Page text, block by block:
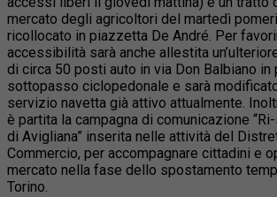
mercato degli agricoltori del martedì
ricollocato in piazzetta De André. Per
accessibilità sarà anche allestita
di circa 50 posti auto in via Don Balbiano in
sottopasso ciclopedonale e sarà
servizio navetta già attivo attualmente.
è partita la campagna di comunicazione
di Avigliana” inserita nelle attività del
Commercio, per accompagnare cittadini e
mercato nella fase dello spostamento
Torino.